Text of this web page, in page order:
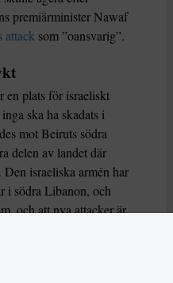
premiärminister Nawaf
attack som ”oansvarig”.
en plats för israeliskt
ska ha skadats i
mot Beiruts södra
delen av landet där
israeliska armén har
i södra Libanon, och
och att nya attacker är